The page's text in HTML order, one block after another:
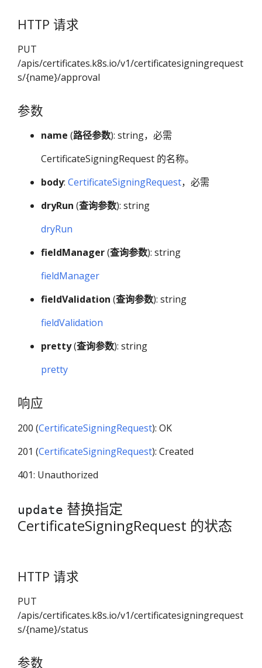
HTTP 请求
PUT
/apis/certificates.k8s.io/v1/certificatesigningrequest
s/{name}/approval
参数
name (路径参数): string，必需
CertificateSigningRequest 的名称。
body: CertificateSigningRequest，必需
dryRun (查询参数): string
dryRun
fieldManager(查询参数): string
fieldManager
fieldValidation (查询参数): string
fieldValidation
pretty(查询参数): string
pretty
响应
200 (CertificateSigningRequest): OK
201 (CertificateSigningRequest): Created
401: Unauthorized
update 替换指定
CertificateSigningRequest 的状态
HTTP 请求
PUT
/apis/certificates.k8s.io/v1/certificatesigningrequest
s/{name}/status
参数